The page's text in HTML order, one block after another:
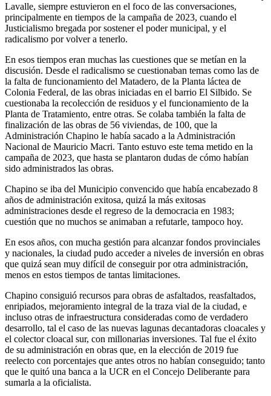
Lavalle, siempre estuvieron en el foco de las conversaciones,
principalmente en tiempos de la campaña de 2023, cuando el
Justicialismo bregada por sostener el poder municipal, y el
radicalismo por volver a tenerlo.
En esos tiempos eran muchas las cuestiones que se metían en la
discusión. Desde el radicalismo se cuestionaban temas como las de
la falta de funcionamiento del Matadero, de la Planta láctea de
Colonia Federal, de las obras iniciadas en el barrio El Silbido. Se
cuestionaba la recolección de residuos y el funcionamiento de la
Planta de Tratamiento, entre otras. Se colaba también la falta de
finalización de las obras de 56 viviendas, de 100, que la
Administración Chapino le había sacado a la Administración
Nacional de Mauricio Macri. Tanto estuvo este tema metido en la
campaña de 2023, que hasta se plantaron dudas de cómo habían
sido administrados las obras.
Chapino se iba del Municipio convencido que había encabezado 8
años de administración exitosa, quizá la más exitosas
administraciones desde el regreso de la democracia en 1983;
cuestión que no muchos se animaban a refutarle, tampoco hoy.
En esos años, con mucha gestión para alcanzar fondos provinciales
y nacionales, la ciudad pudo acceder a niveles de inversión en obras
que quizá sean muy difícil de conseguir por otra administración,
menos en estos tiempos de tantas limitaciones.
Chapino consiguió recursos para obras de asfaltados, reasfaltados,
enripiados, mejoramiento integral de la traza vial de la ciudad, e
incluso otras de infraestructura consideradas como de verdadero
desarrollo, tal el caso de las nuevas lagunas decantadoras cloacales y
el colector cloacal sur, con millonarias inversiones. Tal fue el éxito
de su administración en obras que, en la elección de 2019 fue
reelecto con porcentajes que antes otros no habían conseguido; tanto
que le quitó una banca a la UCR en el Concejo Deliberante para
sumarla a la oficialista.